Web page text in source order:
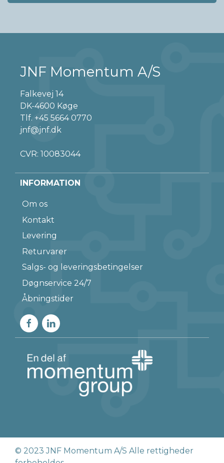
JNF Momentum A/S
Falkevej 14
DK-4600 Køge
Tlf. +45 5664 0770
jnf@jnf.dk
CVR: 10083044
INFORMATION
Om os
Kontakt
Levering
Returvarer
Salgs- og leveringsbetingelser
Døgnservice 24/7
Åbningstider
© 2023 JNF Momentum A/S Alle rettigheder